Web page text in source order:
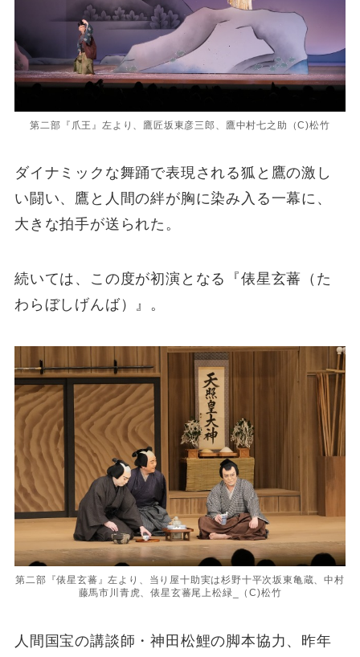
第二部『爪王』左より、鷹匠坂東彦三郎、鷹中村七之助（C)松竹
ダイナミックな舞踊で表現される狐と鷹の激し
い闘い、鷹と人間の絆が胸に染み入る一幕に、
大きな拍手が送られた。
続いては、この度が初演となる『俵星玄蕃（た
わらぼしげんば）』。
第二部『俵星玄蕃』左より、当り屋十助実は杉野十平次坂東亀蔵、中村
藤馬市川青虎、俵星玄蕃尾上松緑_（C)松竹
人間国宝の講談師・神田松鯉の脚本協力、昨年